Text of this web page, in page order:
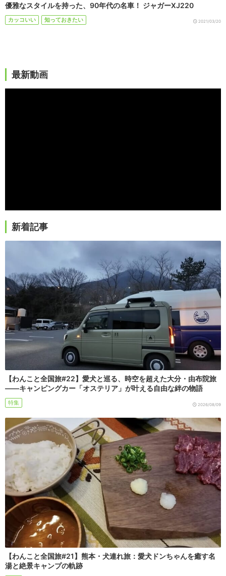
優雅なスタイルを持った、90年代の名車！ ジャガーXJ220
カッコいい 知っておきたい 2021/03/20
最新動画
新着記事
【わんこと全国旅#22】愛犬と巡る、時空を超えた大分・由布院旅
――キャンピングカー「オステリア」が叶える自由な絆の物語
特集 2026/08/09
【わんこと全国旅#21】熊本・犬連れ旅：愛犬ドンちゃんを癒す名
湯と絶景キャンプの軌跡